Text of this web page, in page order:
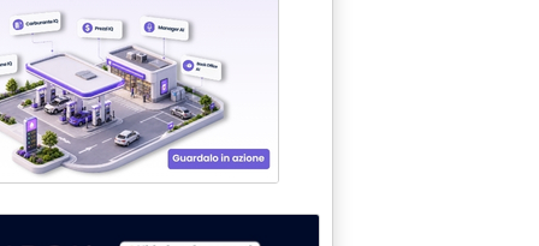
COOPERAZIONE ENERGETICA'